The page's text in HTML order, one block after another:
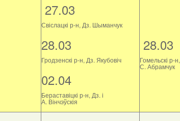
27.03
Свіслацкі р-н, Дз. Шыманчук
28.03
Гродзенскі р-н, Дз. Якубовіч
02.04
Бераставіцкі р-н, Дз. і
А. Вінчэўскія
28.03
Гомельскі р-н,
С. Абрамчук